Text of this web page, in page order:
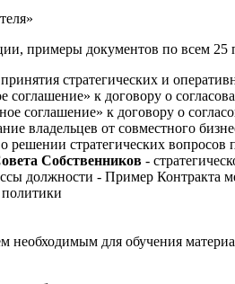
примеры документов по всем 25
стратегических и
соглашение» к договору о
соглашение» к договору о
владельцев от совместного
решении стратегических вопросов
Собственников -
должности - Пример Контракта
необходимым для обучения